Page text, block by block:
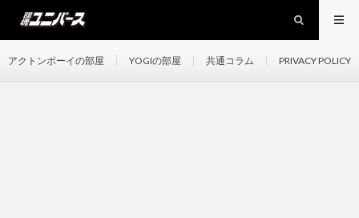
アクトンボーイの部屋 YOGIの部屋 共通コラム PRIVACY POLICY